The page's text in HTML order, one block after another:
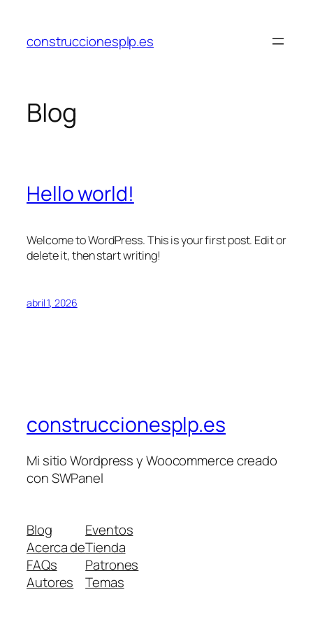
contenido
construccionesplp.es
Blog
Hello world!
Welcome to WordPress. This is your first post. Edit or
delete it, then start writing!
abril 1, 2026
construccionesplp.es
Mi sitio Wordpress y Woocommerce creado
con SWPanel
Blog
Acerca de
FAQs
Autores
Eventos
Tienda
Patrones
Temas